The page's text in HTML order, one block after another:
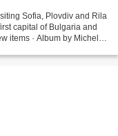
Sofia, Plovdiv and Rila
capital of Bulgaria and
items · Album by Michel